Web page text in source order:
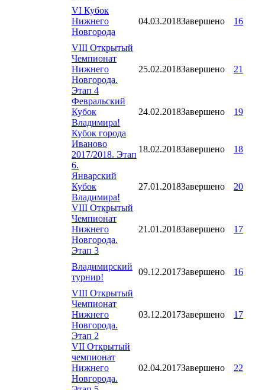
VI Кубок
Нижнего
Новгорода
04.03.2018Завершено 16
VIII Открытый
Чемпионат
Нижнего
Новгорода.
Этап 4
25.02.2018Завершено 21
Февральский
Кубок
Владимира!
24.02.2018Завершено 19
Кубок города
Иваново
2017/2018. Этап
6.
18.02.2018Завершено 18
Январский
Кубок
Владимира!
27.01.2018Завершено 20
VIII Открытый
Чемпионат
Нижнего
Новгорода.
Этап 3
21.01.2018Завершено 17
Владимирский
турнир!
09.12.2017Завершено 16
VIII Открытый
Чемпионат
Нижнего
Новгорода.
Этап 2
03.12.2017Завершено 17
VII Открытый
чемпионат
Нижнего
Новгорода.
02.04.2017Завершено 22